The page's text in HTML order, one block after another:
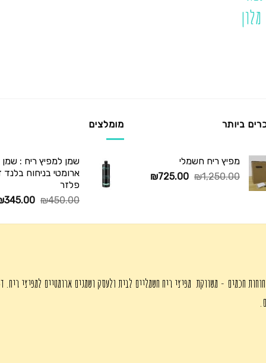
מלון
ביותר
מפיץ ריח חשמלי
₪1,250.00
המחיר
₪725.00
המחיר
מומלצים
שמן למפיץ ריח : שמן
ארומטי בניחוח בלנד
פלזר
₪450.00
המחיר
היה:
345.00
חכמים - משווקת מפיצי ריח חשמליים לבית ולעסק ושמנים ארומטיים למפיצי ריח.